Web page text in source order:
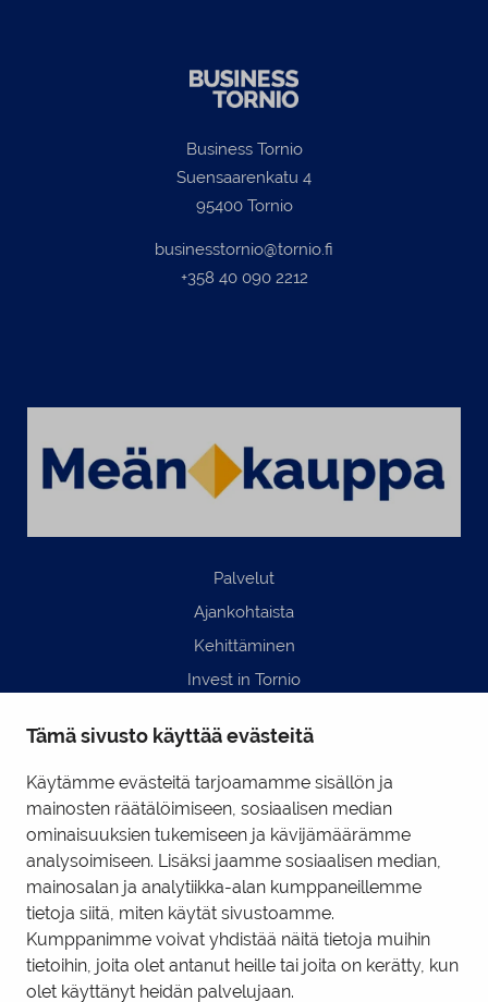
Tämä sivusto käyttää evästeitä
Käytämme evästeitä tarjoamamme sisällön ja
mainosten räätälöimiseen, sosiaalisen median
ominaisuuksien tukemiseen ja kävijämäärämme
analysoimiseen. Lisäksi jaamme sosiaalisen median,
mainosalan ja analytiikka-alan kumppaneillemme
tietoja siitä, miten käytät sivustoamme.
Kumppanimme voivat yhdistää näitä tietoja muihin
tietoihin, joita olet antanut heille tai joita on kerätty, kun
olet käyttänyt heidän palvelujaan.
Business Tornio
Suensaarenkatu 4
95400 Tornio
businesstornio@tornio.fi
+358 40 090 2212
Palvelut
Ajankohtaista
Kehittäminen
Invest in Tornio
Yhteystiedot
Hyödyllisiä linkkejä
Business Tornio Facebook
Business Tornio LinkedIn
Tietosuojaseloste | Evästeiden hallinta